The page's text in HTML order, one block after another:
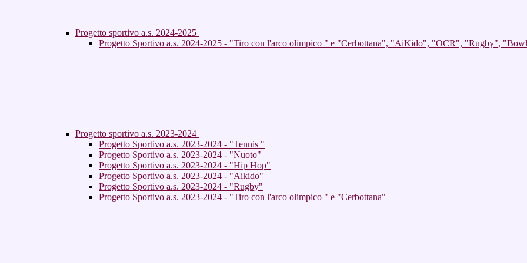
Progetto sportivo a.s. 2024-2025
Progetto Sportivo a.s. 2024-2025 - "Tiro con l'arco olimpico " e "Cerbottana", "AiKido", "OCR", "Rugby",
Progetto sportivo a.s. 2023-2024
Progetto Sportivo a.s. 2023-2024 - "Tennis "
Progetto Sportivo a.s. 2023-2024 - "Nuoto"
Progetto Sportivo a.s. 2023-2024 - "Hip Hop"
Progetto Sportivo a.s. 2023-2024 - "Aikido"
Progetto Sportivo a.s. 2023-2024 - "Rugby"
Progetto Sportivo a.s. 2023-2024 - "Tiro con l'arco olimpico " e "Cerbottana"